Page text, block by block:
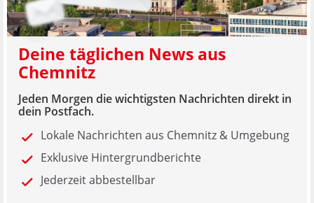
Deine täglichen News aus
Chemnitz
Jeden Morgen die wichtigsten Nachrichten direkt in
dein Postfach.
Lokale Nachrichten aus Chemnitz & Umgebung
Exklusive Hintergrundberichte
Jederzeit abbestellbar